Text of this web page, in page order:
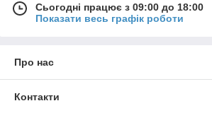
Сьогодні працює з 09:00 до 18:00
Показати весь графік роботи
Про нас
Контакти